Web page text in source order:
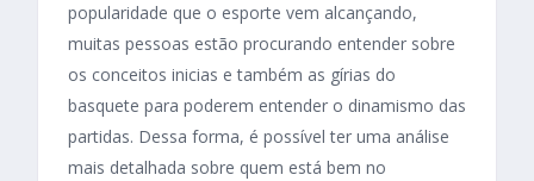
popularidade que o esporte vem alcançando,
muitas pessoas estão procurando entender sobre
os conceitos inicias e também as gírias do
basquete para poderem entender o dinamismo das
partidas. Dessa forma, é possível ter uma análise
mais detalhada sobre quem está bem no